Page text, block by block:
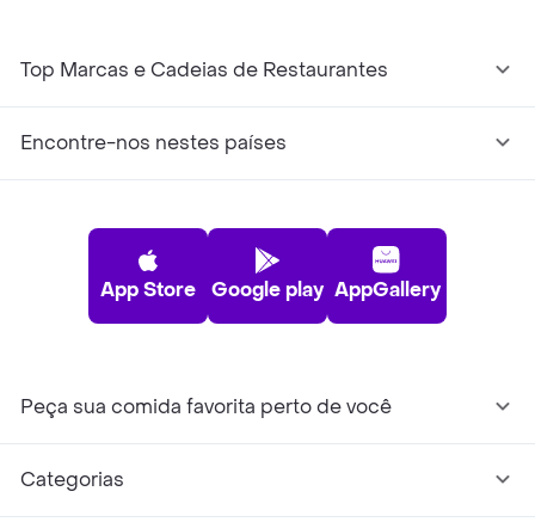
Top Marcas e Cadeias de Restaurantes
Encontre-nos nestes países
App Store Google play AppGallery
Peça sua comida favorita perto de você
Categorias